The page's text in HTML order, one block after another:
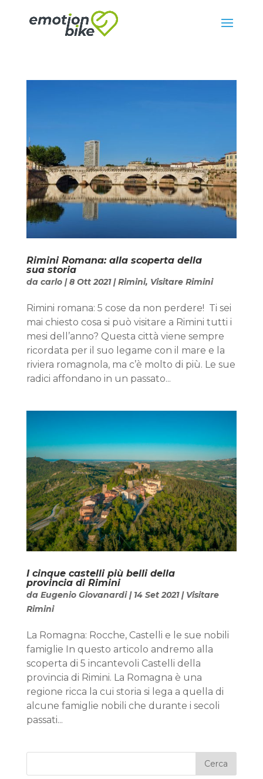
Rimini Romana: alla scoperta della
sua storia
da carlo|8 Ott 2021|Rimini, Visitare Rimini
Rimini romana: 5 cose da non perdere! Ti sei
mai chiesto cosa si può visitare a Rimini tutti i
mesi dell’anno? Questa città viene sempre
ricordata per il suo legame con il mare e la
riviera romagnola, ma c’è molto di più. Le sue
radici affondano in un passato...
I cinque castelli più belli della
provincia di Rimini
da Eugenio Giovanardi| 14 Set 2021| Visitare
Rimini
La Romagna: Rocche, Castelli e le sue nobili
famiglie In questo articolo andremo alla
scoperta di 5 incantevoli Castelli della
provincia di Rimini. La Romagna è una
regione ricca la cui storia si lega a quella di
alcune famiglie nobili che durante i secoli
passati...